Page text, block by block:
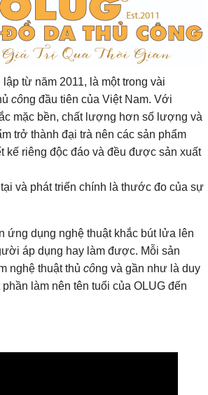
từ năm 2011, là một trong vài
công đầu tiên của Việt Nam. Với
mặc bền, chất lượng hơn số lượng và
trở thành đại trà nên các sản phẩm
kế riêng độc đáo và đều được sản xuất
và phát triển chính là thước đo của sự
ứng dụng nghệ thuật khắc bút lửa lên
áp dụng hay làm được. Mỗi sản
nghệ thuật thủ công và gần như là duy
làm nên tên tuổi của OLUG đến